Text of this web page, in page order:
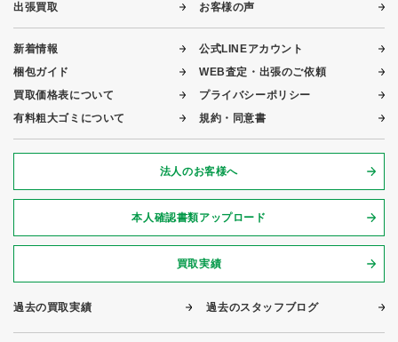
出張買取
お客様の声
新着情報
梱包ガイド
買取価格表について
有料粗大ゴミについて
公式LINEアカウント
WEB査定・出張のご依頼
プライバシーポリシー
規約・同意書
法人のお客様へ
本人確認書類アップロード
買取実績
過去の買取実績 過去のスタッフブログ